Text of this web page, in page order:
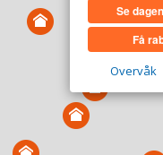
Se
Få
Se
Få
Overvåk